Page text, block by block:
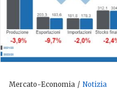
Mercato-Economia Notizia